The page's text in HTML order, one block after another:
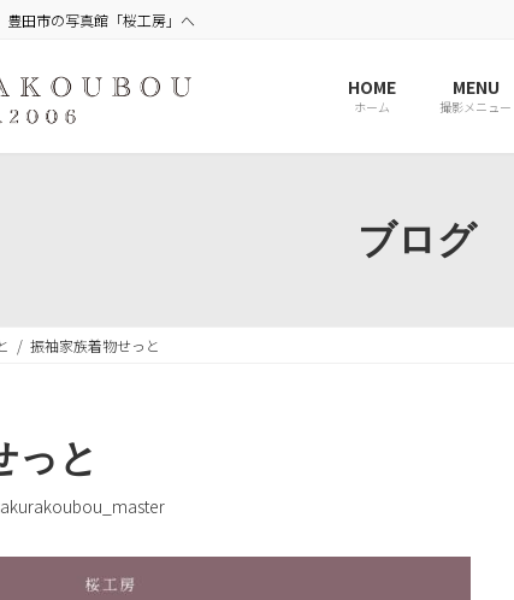
田市の写真館「桜工房」へ
HOME
ホーム
MENU
撮影メニュー
ブログ
振袖家族着物せっと
っと